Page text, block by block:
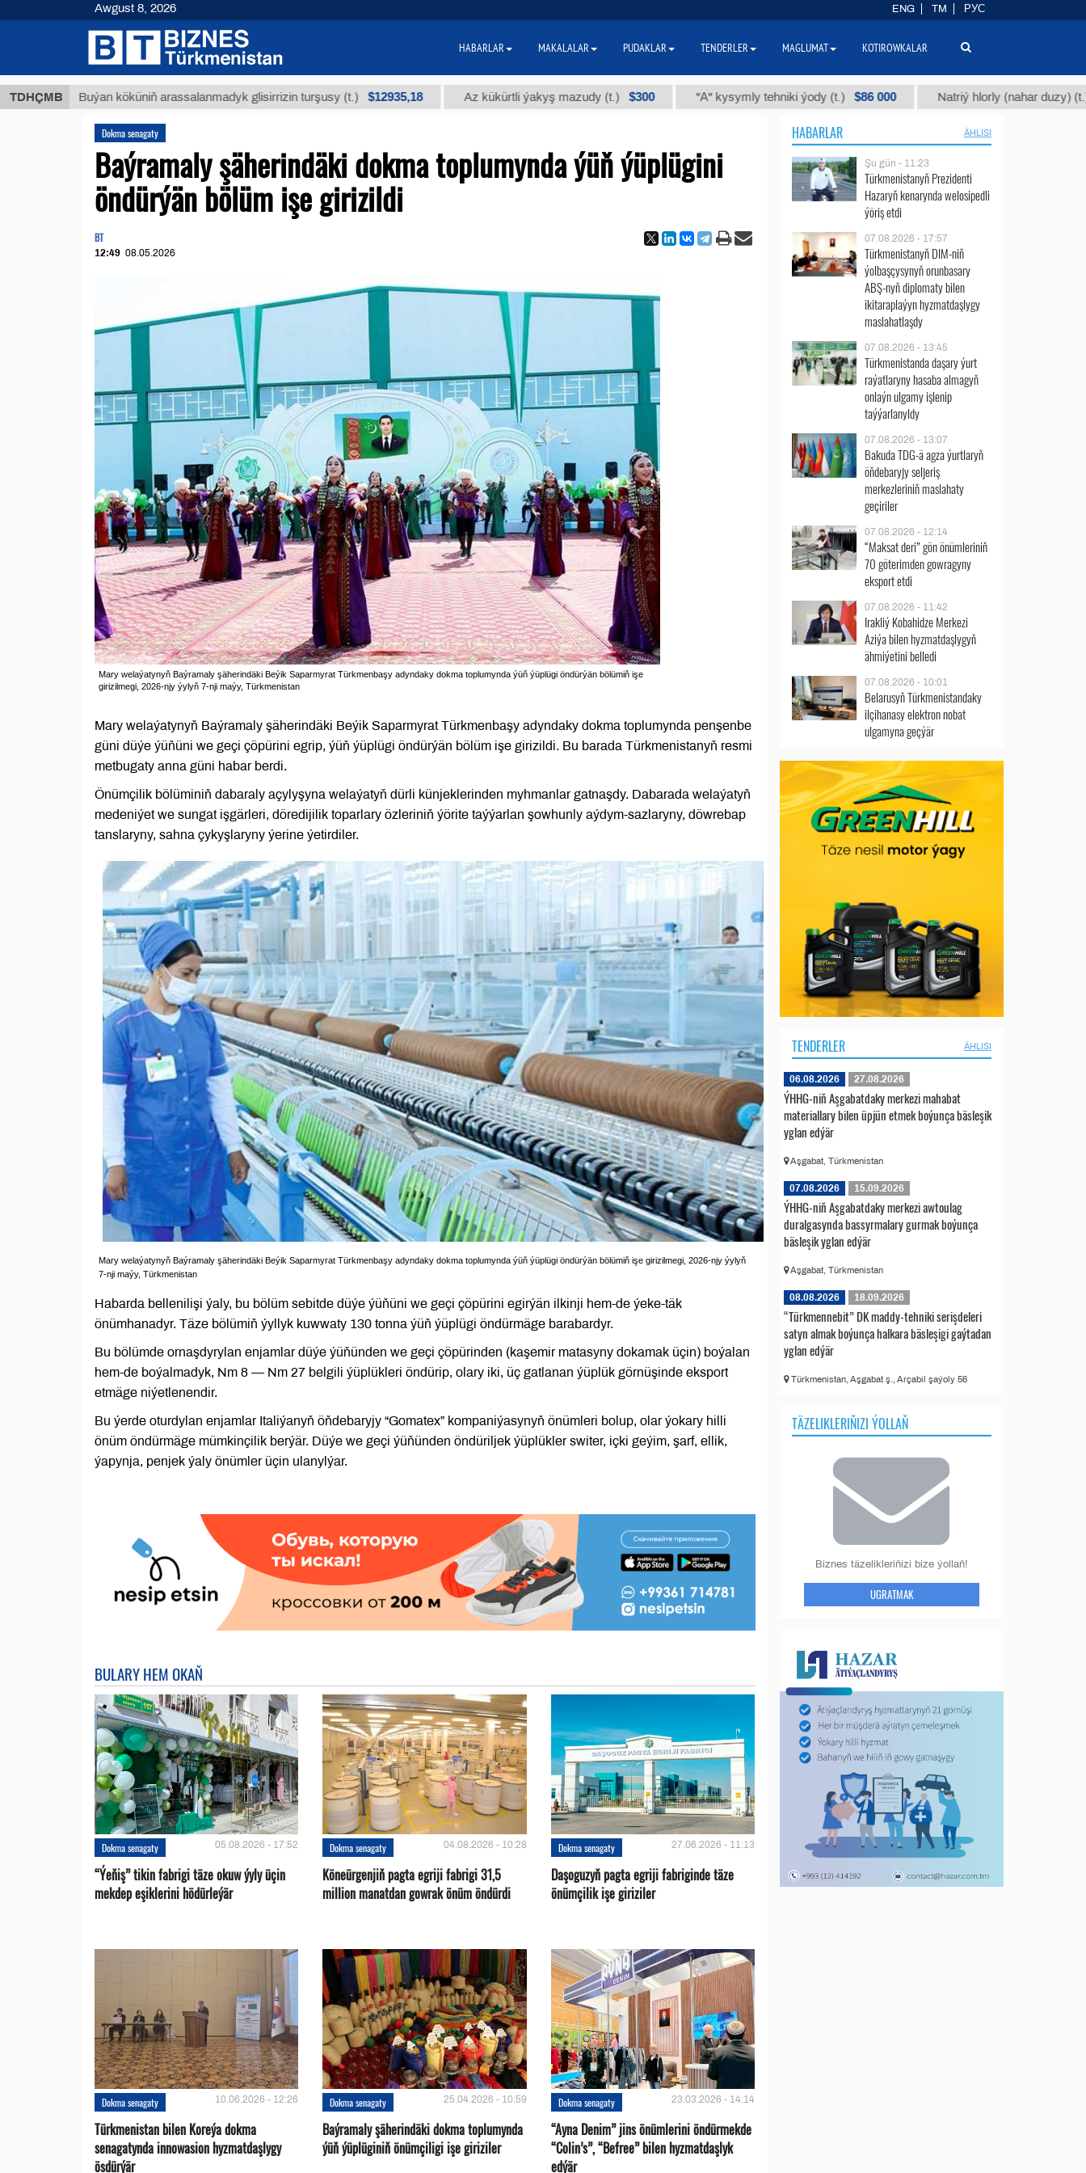
TDHÇMB
Buýan köküniň arassalanmadyk glisirrizin turşusy (t.) $12935,18 Az kükürtli ýakyş mazudy (t.) $300 "А" kysymly tehniki ýody (t.) $86 000 Natriý hlorly (nahar duzy) (t.) $40
Dokma senagaty
Baýramaly şäherindäki dokma toplumynda ýüň ýüplügini
öndürýän bölüm işe girizildi
BT
12:49 08.05.2026
Mary welaýatynyň Baýramaly şäherindäki Beýik Saparmyrat Türkmenbaşy adyndaky dokma toplumynda ýüň ýüplügi öndürýän bölümiň işe
girizilmegi, 2026-njy ýylyň 7-nji maýy, Türkmenistan
Mary welaýatynyň Baýramaly şäherindäki Beýik Saparmyrat Türkmenbaşy adyndaky dokma toplumynda penşenbe
güni düýe ýüňüni we geçi çöpürini egrip, ýüň ýüplügi öndürýän bölüm işe girizildi. Bu barada Türkmenistanyň resmi
metbugaty anna güni habar berdi.
Önümçilik bölüminiň dabaraly açylyşyna welaýatyň dürli künjeklerinden myhmanlar gatnaşdy. Dabarada welaýatyň
medeniýet we sungat işgärleri, döredijilik toparlary özleriniň ýörite taýýarlan şowhunly aýdym-sazlaryny, döwrebap
tanslaryny, sahna çykyşlaryny ýerine ýetirdiler.
Mary welaýatynyň Baýramaly şäherindäki Beýik Saparmyrat Türkmenbaşy adyndaky dokma toplumynda ýüň ýüplügi öndürýän bölümiň işe girizilmegi, 2026-njy ýylyň
7-nji maýy, Türkmenistan
Habarda bellenilişi ýaly, bu bölüm sebitde düýe ýüňüni we geçi çöpürini egirýän ilkinji hem-de ýeke-täk
önümhanadyr. Täze bölümiň ýyllyk kuwwaty 130 tonna ýüň ýüplügi öndürmäge barabardyr.
Bu bölümde ornaşdyrylan enjamlar düýe ýüňünden we geçi çöpürinden (kaşemir matasyny dokamak üçin) boýalan
hem-de boýalmadyk, Nm 8 — Nm 27 belgili ýüplükleri öndürip, olary iki, üç gatlanan ýüplük görnüşinde eksport
etmäge niýetlenendir.
Bu ýerde oturdylan enjamlar Italiýanyň öňdebaryjy “Gomatex” kompaniýasynyň önümleri bolup, olar ýokary hilli
önüm öndürmäge mümkinçilik berýär. Düýe we geçi ýüňünden öndüriljek ýüplükler switer, içki geýim, şarf, ellik,
ýapynja, penjek ýaly önümler üçin ulanylýar.
BULARY HEM OKAŇ
Dokma senagaty 05.08.2026 - 17:52
“Ýeňiş” tikin fabrigi täze okuw ýyly üçin
mekdep eşiklerini hödürleýär
Dokma senagaty 04.08.2026 - 10:28
Köneürgenjiň pagta egriji fabrigi 31,5
million manatdan gowrak önüm öndürdi
Dokma senagaty 27.06.2026 - 11:13
Daşoguzyň pagta egriji fabriginde täze
önümçilik işe giriziler
Dokma senagaty 10.06.2026 - 12:26
Türkmenistan bilen Koreýa dokma
senagatynda innowasion hyzmatdaşlygy
ösdürýär
Dokma senagaty 25.04.2026 - 10:59
Baýramaly şäherindäki dokma toplumynda
ýüň ýüplüginiň önümçiligi işe giriziler
Dokma senagaty 23.03.2026 - 14:14
“Ayna Denim” jins önümlerini öndürmekde
“Colin’s”, “Befree” bilen hyzmatdaşlyk
edýär
HABARLAR ÄHLISI
Şu gün - 11:23
Türkmenistanyň Prezidenti
Hazaryň kenarynda welosipedli
ýöriş etdi
07.08.2026 - 17:57
Türkmenistanyň DIM-niň
ýolbaşçysynyň orunbasary
ABŞ-nyň diplomaty bilen
ikitaraplaýyn hyzmatdaşlygy
maslahatlaşdy
07.08.2026 - 13:45
Türkmenistanda daşary ýurt
raýatlaryny hasaba almagyň
onlaýn ulgamy işlenip
taýýarlanyldy
07.08.2026 - 13:07
Bakuda TDG-ä agza ýurtlaryň
öňdebaryjy seljeriş
merkezleriniň maslahaty
geçiriler
07.08.2026 - 12:14
“Maksat deri” gön önümleriniň
70 göterimden gowragyny
eksport etdi
07.08.2026 - 11:42
Irakliý Kobahidze Merkezi
Aziýa bilen hyzmatdaşlygyň
ähmiýetini belledi
07.08.2026 - 10:01
Belarusyň Türkmenistandaky
ilçihanasy elektron nobat
ulgamyna geçýär
TENDERLER ÄHLISI
06.08.2026 27.08.2026
ÝHHG-niň Aşgabatdaky merkezi mahabat
materiallary bilen üpjün etmek boýunça bäsleşik
yglan edýär
Aşgabat, Türkmenistan
07.08.2026 15.09.2026
ÝHHG-niň Aşgabatdaky merkezi awtoulag
duralgasynda bassyrmalary gurmak boýunça
bäsleşik yglan edýär
Aşgabat, Türkmenistan
08.08.2026 18.09.2026
“Türkmennebit” DK maddy-tehniki serişdeleri
satyn almak boýunça halkara bäsleşigi gaýtadan
yglan edýär
Türkmenistan, Aşgabat ş., Arçabil şaýoly 56
TÄZELIKLERIŇIZI ÝOLLAŇ
Biznes täzelikleriňizi bize ýollaň!
UGRATMAK
Awgust 8, 2026 ENG TM РУС
HABARLAR MAKALALAR PUDAKLAR TENDERLER MAGLUMAT KOTIROWKALAR